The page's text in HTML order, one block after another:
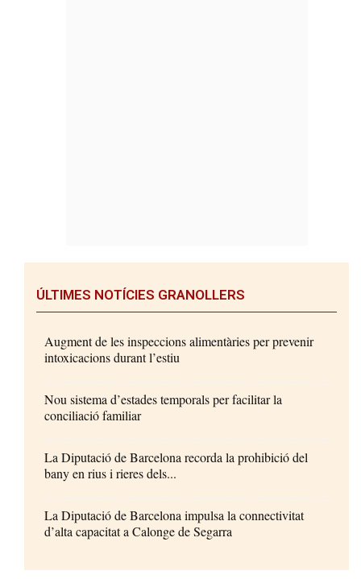
ÚLTIMES NOTÍCIES GRANOLLERS
Augment de les inspeccions alimentàries per prevenir
intoxicacions durant l’estiu
Nou sistema d’estades temporals per facilitar la
conciliació familiar
La Diputació de Barcelona recorda la prohibició del
bany en rius i rieres dels...
La Diputació de Barcelona impulsa la connectivitat
d’alta capacitat a Calonge de Segarra